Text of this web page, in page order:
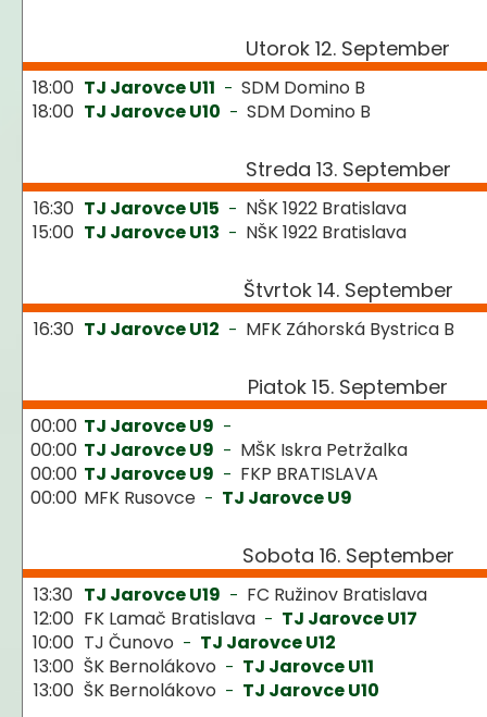
Utorok 12. September
18:00 TJ Jarovce U11 - SDM Domino B
18:00 TJ Jarovce U10 - SDM Domino B
Streda 13. September
16:30 TJ Jarovce U15 - NŠK 1922 Bratislava
15:00 TJ Jarovce U13 - NŠK 1922 Bratislava
Štvrtok 14. September
16:30 TJ Jarovce U12 - MFK Záhorská Bystrica B
Piatok 15. September
00:00 TJ Jarovce U9 -
00:00 TJ Jarovce U9 - MŠK Iskra Petržalka
00:00 TJ Jarovce U9 - FKP BRATISLAVA
00:00 MFK Rusovce - TJ Jarovce U9
Sobota 16. September
13:30 TJ Jarovce U19 - FC Ružinov Bratislava
12:00 FK Lamač Bratislava - TJ Jarovce U17
10:00 TJ Čunovo - TJ Jarovce U12
13:00 ŠK Bernolákovo - TJ Jarovce U11
13:00 ŠK Bernolákovo - TJ Jarovce U10